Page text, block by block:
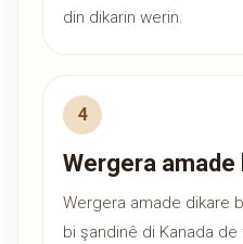
din dikarin werin.
Wergera amade
Wergera amade dikare
bi şandinê di Kanada